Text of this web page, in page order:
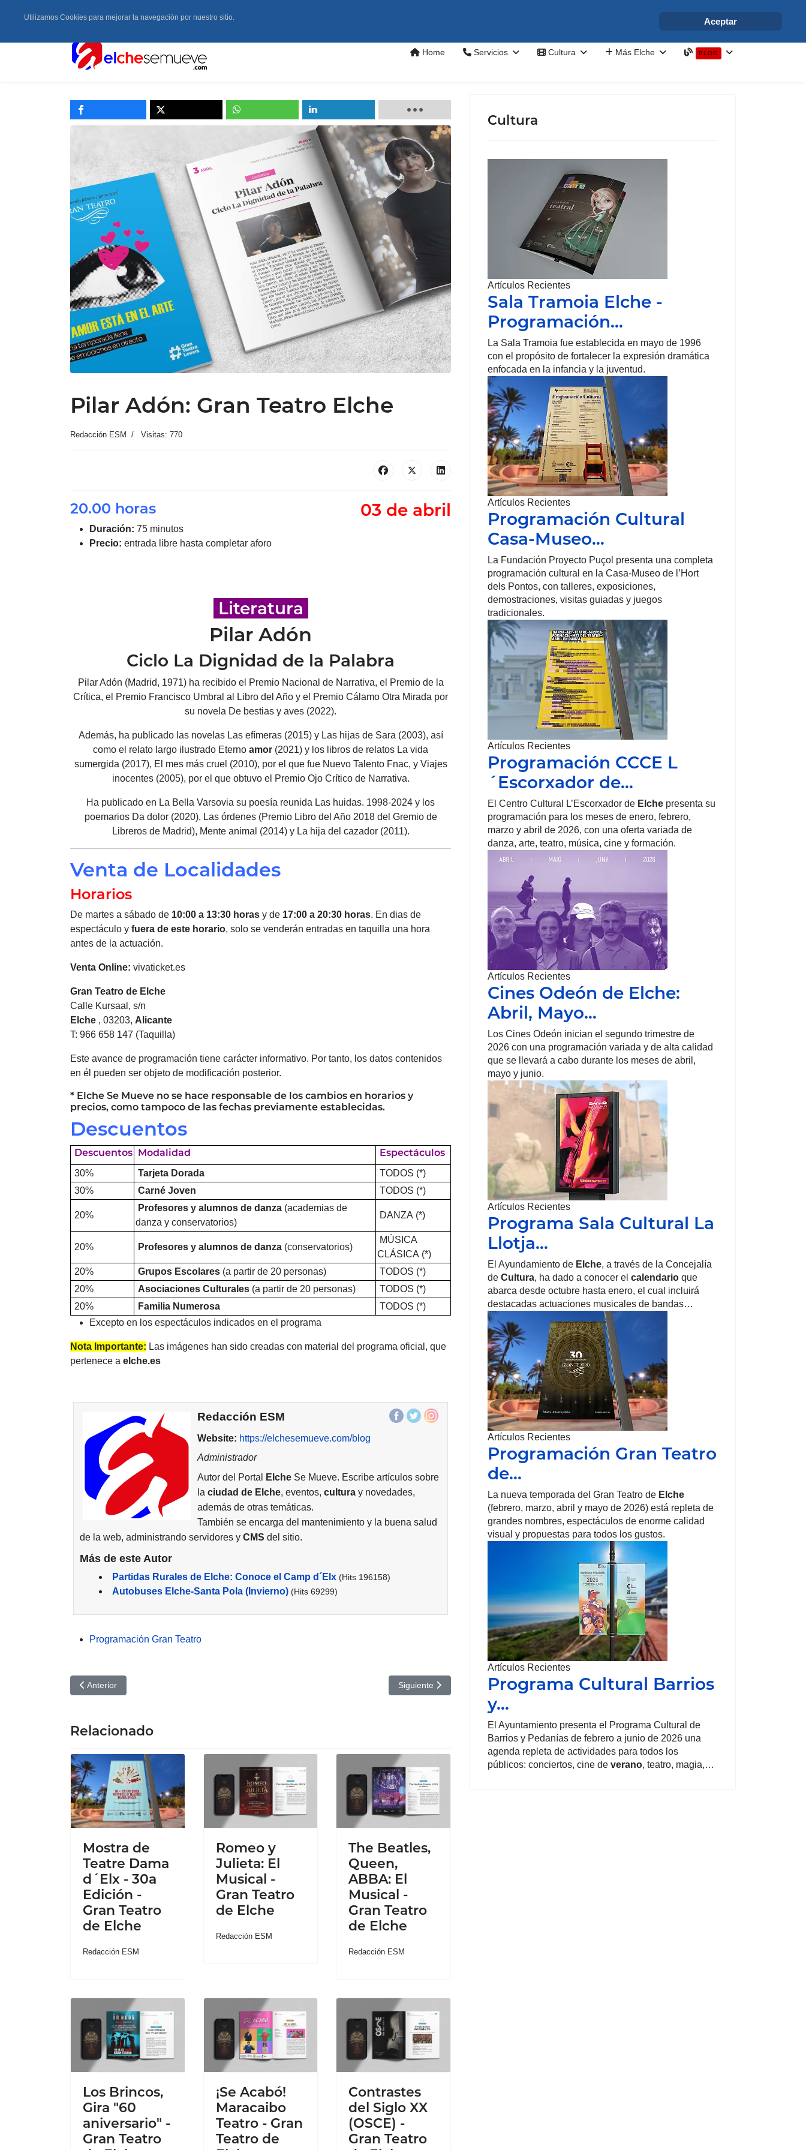
info@elchesemueve.com
Home Servicios Cultura Más Elche BLOG
Pilar Adón: Gran Teatro Elche
Redacción ESM Visitas: 770
20.00 horas
Duración: 75 minutos
Precio: entrada libre hasta completar aforo
03 de abril
Literatura
Pilar Adón
Ciclo La Dignidad de la Palabra
Pilar Adón (Madrid, 1971) ha recibido el Premio Nacional de Narrativa, el Premio de la
Crítica, el Premio Francisco Umbral al Libro del Año y el Premio Cálamo Otra Mirada por
su novela De bestias y aves (2022).
Además, ha publicado las novelas Las efímeras (2015) y Las hijas de Sara (2003), así
como el relato largo ilustrado Eterno amor (2021) y los libros de relatos La vida
sumergida (2017), El mes más cruel (2010), por el que fue Nuevo Talento Fnac, y Viajes
inocentes (2005), por el que obtuvo el Premio Ojo Crítico de Narrativa.
Ha publicado en La Bella Varsovia su poesía reunida Las huidas. 1998-2024 y los
poemarios Da dolor (2020), Las órdenes (Premio Libro del Año 2018 del Gremio de
Libreros de Madrid), Mente animal (2014) y La hija del cazador (2011).
Venta de Localidades
Horarios
De martes a sábado de 10:00 a 13:30 horas y de 17:00 a 20:30 horas. En dias de
espectáculo y fuera de este horario, solo se venderán entradas en taquilla una hora
antes de la actuación.
Venta Online: vivaticket.es
Gran Teatro de Elche
Calle Kursaal, s/n
Elche , 03203, Alicante
T: 966 658 147 (Taquilla)
Este avance de programación tiene carácter informativo. Por tanto, los datos contenidos
en él pueden ser objeto de modificación posterior.
* Elche Se Mueve no se hace responsable de los cambios en horarios y
precios, como tampoco de las fechas previamente establecidas.
Descuentos
Descuentos Modalidad Espectáculos
30% Tarjeta Dorada
TODOS (*)
30%
Carné Joven TODOS (*)
20%
Profesores y alumnos de danza (academias de
danza y conservatorios)
DANZA (*)
20% Profesores y alumnos de danza (conservatorios)
MÚSICA
CLÁSICA (*)
20%
Grupos Escolares (a partir de 20 personas)
TODOS (*)
20%
Asociaciones Culturales (a partir de 20 personas)
TODOS (*)
20%
Familia Numerosa
TODOS (*)
Excepto en los espectáculos indicados en el programa
Nota Importante: Las imágenes han sido creadas con material del programa oficial, que
pertenece a elche.es
Redacción ESM
Website: https://elchesemueve.com/blog
Administrador
Autor del Portal
ElcheSe Mueve. Escribe artículos sobre
la ciudad de Elche, eventos, culturay novedades,
además de otras temáticas.
También se encarga del mantenimiento y la buena salud
de la web, administrando servidores y CMS del sitio.
Más de este Autor
Partidas Rurales de Elche: Conoce el Camp d´Elx (Hits 196158)
Autobuses Elche-Santa Pola (Invierno) (Hits 69299)
Programación Gran Teatro
Artículo anterior: De Mocedades a El Consorcio: Gran Teatro Elche
Anterior Artículo siguiente: Una madre de película: Gran Teatro Elche
Siguiente
Relacionado
Mostra de
Teatre Dama
d´Elx - 30a
Edición -
Gran Teatro
de Elche
Redacción ESM
Romeo y
Julieta: El
Musical -
Gran Teatro
de Elche
Redacción ESM
The Beatles,
Queen,
ABBA: El
Musical -
Gran Teatro
de Elche
Redacción ESM
Los Brincos,
Gira "60
aniversario" -
Gran Teatro
¡Se Acabó!
Maracaibo
Teatro - Gran
Teatro de
Contrastes
del Siglo XX
(OSCE) -
Gran Teatro
Cultura
Artículos Recientes
Sala Tramoia Elche -
Programación…
La Sala Tramoia fue establecida en mayo de 1996
con el propósito de fortalecer la expresión dramática
enfocada en la infancia y la juventud.
Artículos Recientes
Programación Cultural
Casa-Museo…
La Fundación Proyecto Puçol presenta una completa
programación cultural en la Casa-Museo de l’Hort
dels Pontos, con talleres, exposiciones,
demostraciones, visitas guiadas y juegos
tradicionales.
Artículos Recientes
Programación CCCE L
´Escorxador de…
El Centro Cultural L’Escorxador de Elche presenta su
programación para los meses de enero, febrero,
marzo y abril de 2026, con una oferta variada de
danza, arte, teatro, música, cine y formación.
Artículos Recientes
Cines Odeón de Elche:
Abril, Mayo…
Los Cines Odeón inician el segundo trimestre de
2026 con una programación variada y de alta calidad
que se llevará a cabo durante los meses de abril,
mayo y junio.
Artículos Recientes
Programa Sala Cultural La
Llotja…
El Ayundamiento de Elche, a través de la Concejalía
de Cultura, ha dado a conocer el calendario que
abarca desde octubre hasta enero, el cual incluirá
destacadas actuaciones musicales de bandas…
Artículos Recientes
Programación Gran Teatro
de…
La nueva temporada del Gran Teatro de Elche
(febrero, marzo, abril y mayo de 2026) está repleta de
grandes nombres, espectáculos de enorme calidad
visual y propuestas para todos los gustos.
Artículos Recientes
Programa Cultural Barrios
y…
El Ayuntamiento presenta el Programa Cultural de
Barrios y Pedanías de febrero a junio de 2026 una
agenda repleta de actividades para todos los
públicos: conciertos, cine de verano, teatro, magia,…
Utilizamos Cookies para mejorar la navegación por nuestro sitio. Aceptar